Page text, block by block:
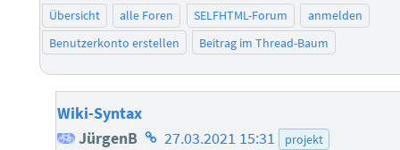
Übersicht alle Foren SELFHTML-Forum
anmelden
Benutzerkonto erstellen
Beitrag im Thread-Baum
Wiki-Syntax
JürgenB Homepage
27.03.2021 15:31
projekt